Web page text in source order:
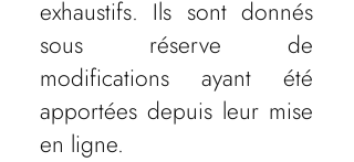
exhaustifs. Ils sont donnés
sous réserve de
modifications ayant été
apportées depuis leur mise
en ligne.